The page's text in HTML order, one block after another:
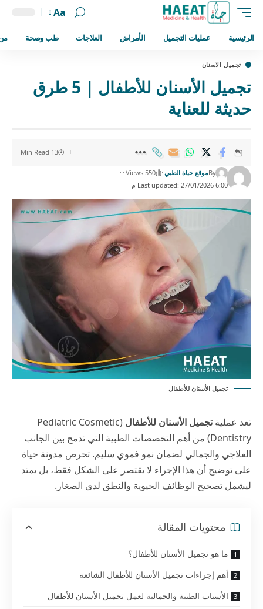
Aa
الرئيسية عمليات التجميل الأمراض العلاجات طب وصحة
تجميل الاسنان
تجميل الأسنان للأطفال | 5 طرق
حديثة للعناية
Last updated: 27/01/2026 6:00 م
Byموقع حياة الطبي 550 Views
13 Min Read
تجميل الأسنان للأطفال
تعد عمليةتجميل الأسنان للأطفال (Pediatric Cosmetic
Dentistry) من أهم التخصصات الطبية التي تدمج بين الجانب
العلاجي والجمالي لضمان نمو فموي سليم. تحرص مدونة حياة
على توضيح أن هذا الإجراء لا يقتصر على الشكل فقط، بل يمتد
ليشمل تصحيح الوظائف الحيوية والنطق لدى الصغار.
محتويات المقالة
ما هو تجميل الأسنان للأطفال؟
أهم إجراءات تجميل الأسنان للأطفال الشائعة
الأسباب الطبية والجمالية لعمل تجميل الأسنان للأطفال